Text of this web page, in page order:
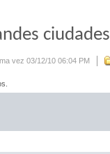
ciudades
vez 03/12/10 06:04 PM